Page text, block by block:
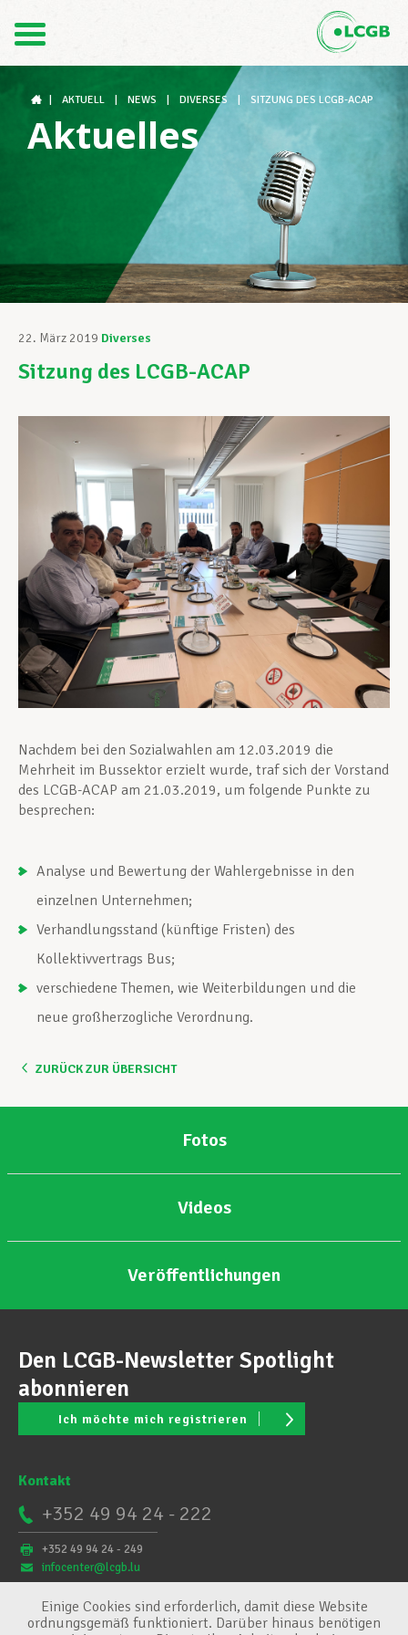
FR
Gewerkschaftsstrukturen
Unterstützung im Arbeitsalltag
Ihre Rechte
Unterstützung im Privatleben
Berufliche Weiterentwicklung
Mitglied werden
Aktuell
AKTUELL NEWS DIVERSES SITZUNG DES LCGB-ACAP
Aktuelles
22. März 2019 Diverses
Sitzung des LCGB-ACAP
Nachdem bei den Sozialwahlen am 12.03.2019 die
Mehrheit im Bussektor erzielt wurde, traf sich der Vorstand
des LCGB-ACAP am 21.03.2019, um folgende Punkte zu
besprechen:
Analyse und Bewertung der Wahlergebnisse in den
einzelnen Unternehmen;
Verhandlungsstand (künftige Fristen) des
Kollektivvertrags Bus;
verschiedene Themen, wie Weiterbildungen und die
neue großherzogliche Verordnung.
ZURÜCK ZUR ÜBERSICHT
Fotos
Videos
Veröffentlichungen
Den LCGB-Newsletter Spotlight
abonnieren
Ich möchte mich registrieren
Kontakt
+352 49 94 24 - 222
+352 49 94 24 - 249
infocenter@lcgb.lu
Einige Cookies sind erforderlich, damit diese Website
ordnungsgemäß funktioniert. Darüber hinaus benötigen